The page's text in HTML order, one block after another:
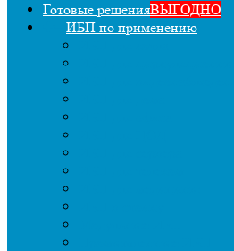
Готовые решенияВЫГОДНО
ИБП по применению